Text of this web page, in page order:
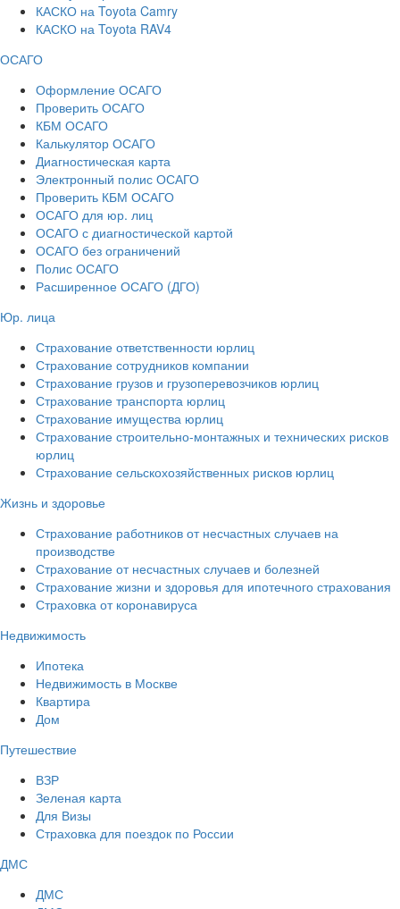
КАСКО на Toyota Camry
КАСКО на Toyota RAV4
ОСАГО
Оформление ОСАГО
Проверить ОСАГО
КБМ ОСАГО
Калькулятор ОСАГО
Диагностическая карта
Электронный полис ОСАГО
Проверить КБМ ОСАГО
ОСАГО для юр. лиц
ОСАГО с диагностической картой
ОСАГО без ограничений
Полис ОСАГО
Расширенное ОСАГО (ДГО)
Юр. лица
Страхование ответственности юрлиц
Страхование сотрудников компании
Страхование грузов и грузоперевозчиков юрлиц
Страхование транспорта юрлиц
Страхование имущества юрлиц
Страхование строительно-монтажных и технических рисков
юрлиц
Страхование сельскохозяйственных рисков юрлиц
Жизнь и здоровье
Страхование работников от несчастных случаев на
производстве
Страхование от несчастных случаев и болезней
Страхование жизни и здоровья для ипотечного страхования
Страховка от коронавируса
Недвижимость
Ипотека
Недвижимость в Москве
Квартира
Дом
Путешествие
ВЗР
Зеленая карта
Для Визы
Страховка для поездок по России
ДМС
ДМС